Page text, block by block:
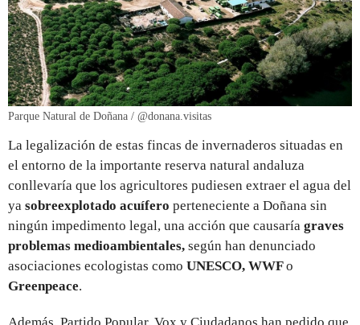
Parque Natural de Doñana / @donana.visitas
La legalización de estas fincas de invernaderos situadas en
el entorno de la importante reserva natural andaluza
conllevaría que los agricultores pudiesen extraer el agua del
ya sobreexplotado acuífero perteneciente a Doñana sin
ningún impedimento legal, una acción que causaría graves
problemas medioambientales, según han denunciado
asociaciones ecologistas como UNESCO, WWFo
Greenpeace.